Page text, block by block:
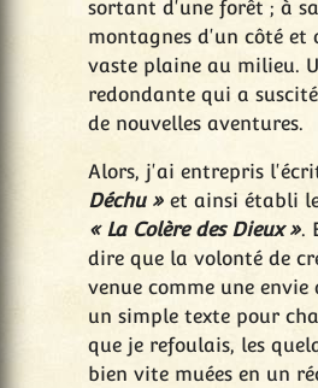
sortant d'une forêt ; à
montagnes d'un côté et
vaste plaine au milieu.
redondante qui a
de nouvelles aventures.
Alors, j'ai entrepris
Déchu » et ainsi établi
« La Colère des Dieux ».
dire que la volonté de
venue comme une envie
un simple texte pour
que je refoulais, les
bien vite muées en un